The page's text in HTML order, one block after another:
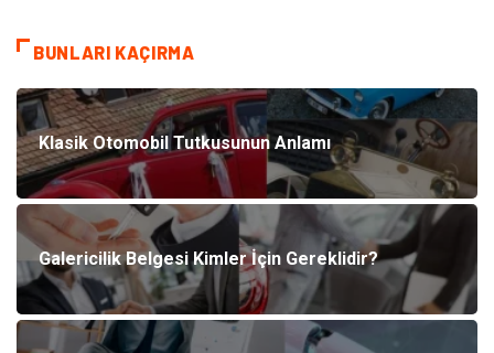
BUNLARI KAÇIRMA
Klasik Otomobil Tutkusunun Anlamı
Galericilik Belgesi Kimler İçin Gereklidir?